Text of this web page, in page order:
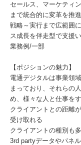
セールス、マーケティ
まで統合的に変革を推
戦略～実行まで広範囲
ス成長を伴走型で支援い
業務例/一部
【ポジションの魅力】
電通デジタルは事業領
まっており、それらの
め、様々な人と仕事を
クライアントとの距離
受け取れる
クライアントの種別も
3rd partyデータやパネ